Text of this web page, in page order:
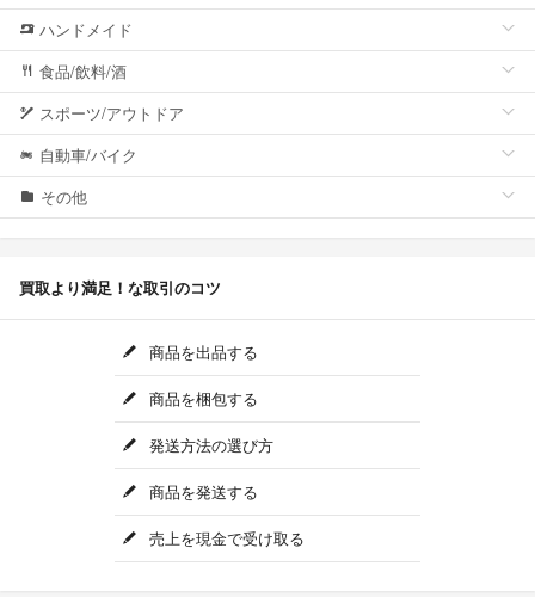
ハンドメイド
食品/飲料/酒
スポーツ/アウトドア
自動車/バイク
その他
買取より満足！な取引のコツ
商品を出品する
商品を梱包する
発送方法の選び方
商品を発送する
売上を現金で受け取る